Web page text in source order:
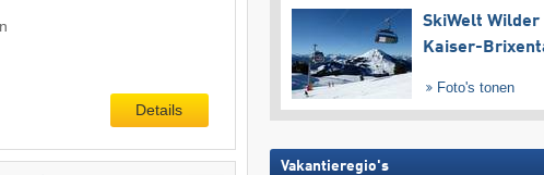
Details
SkiWelt Wilder
Kaiser-
Foto's tonen
Vakantieregio's